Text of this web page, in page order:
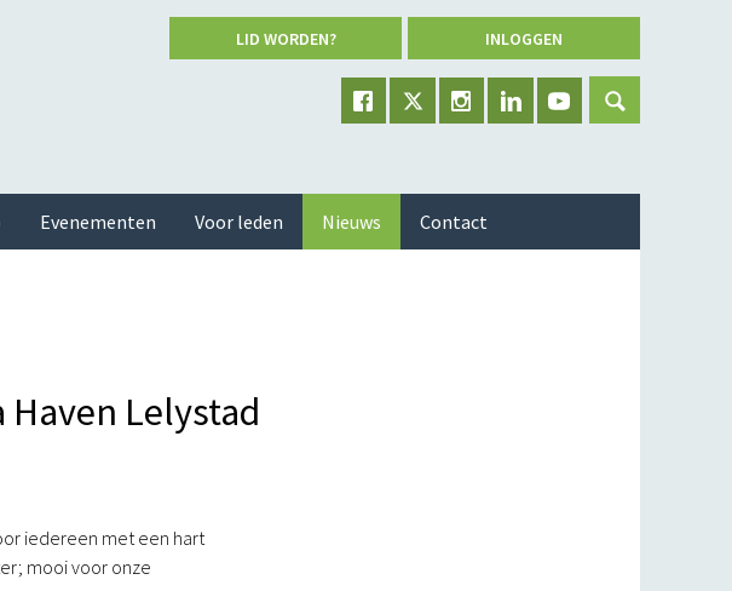
LID WORDEN? INLOGGEN
Lelystad
iedereen met een hart
mooi voor onze
Evenementen Voor leden Nieuws Contact